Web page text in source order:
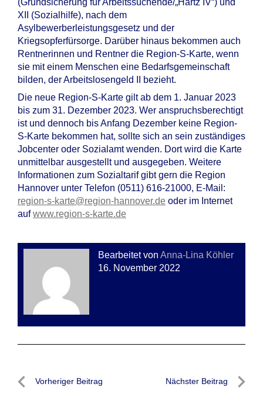
(Grundsicherung für Arbeitssuchende/„Hartz IV“) und
XII (Sozialhilfe), nach dem
Asylbewerberleistungsgesetz und der
Kriegsopferfürsorge. Darüber hinaus bekommen auch
Rentnerinnen und Rentner die Region-S-Karte, wenn
sie mit einem Menschen eine Bedarfsgemeinschaft
bilden, der Arbeitslosengeld II bezieht.
Die neue Region-S-Karte gilt ab dem 1. Januar 2023
bis zum 31. Dezember 2023. Wer anspruchsberechtigt
ist und dennoch bis Anfang Dezember keine Region-
S-Karte bekommen hat, sollte sich an sein zuständiges
Jobcenter oder Sozialamt wenden. Dort wird die Karte
unmittelbar ausgestellt und ausgegeben. Weitere
Informationen zum Sozialtarif gibt gern die Region
Hannover unter Telefon (0511) 616-21000, E-Mail:
region-s-karte@region-hannover.de oder im Internet
aufwww.region-s-karte.de
Bearbeitet von Anna-Lina Köhler
16. November 2022
Beitragsnavigation
Vorheriger Beitrag Nächster Beitrag